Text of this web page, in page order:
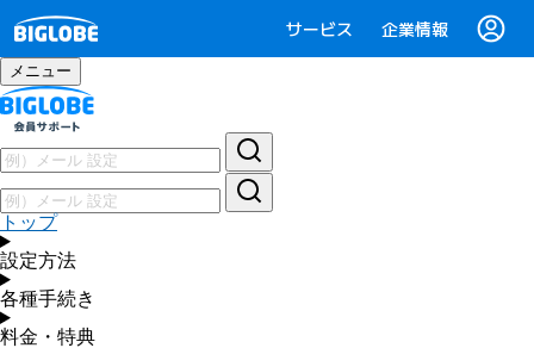
サービス 企業情報
メニュー
トップ
設定方法
各種手続き
料金・特典